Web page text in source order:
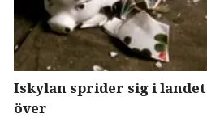
Iskylan sprider sig i
över